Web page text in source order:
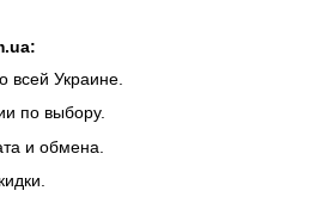
всей Украине.
по выбору.
и обмена.